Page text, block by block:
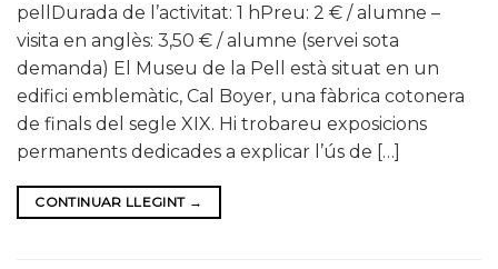
pellDurada de l’activitat: 1 hPreu: 2 € / alumne –
visita en anglès: 3,50 € / alumne (servei sota
demanda) El Museu de la Pell està situat en un
edifici emblemàtic, Cal Boyer, una fàbrica cotonera
de finals del segle XIX. Hi trobareu exposicions
permanents dedicades a explicar l’ús de […]
CONTINUAR LLEGINT →